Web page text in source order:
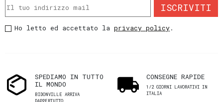
ISCRIVITI
Ho letto ed accettato laprivacy policy.
SPEDIAMO IN TUTTO
IL MONDO
BIDONVILLE ARRIVA
CONSEGNE RAPIDE
1/2 GIORNI LAVORATIVI IN
ITALIA